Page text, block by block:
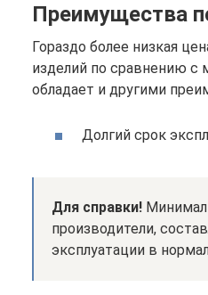
Преимущества
Гораздо более низкая
изделий по сравнению с
обладает и другими
Долгий срок
Для справки!
производители,
эксплуатации в